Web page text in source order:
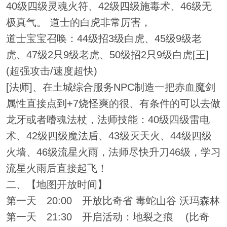
40级四级灵魂火符、42级四级施毒术、46级无
极真气。 道士的白虎非常厉害，
道士宝宝召唤：44级招3级白虎、45级9级老
虎、47级2只9级老虎、50级招2只9级白虎[王]
(超强攻击/速度超快)
[法师]、在土城综合服务NPC制造一把赤血魔剑
属性直接点到+7烧怪爽的很、有条件的可以去做
龙牙或者嗜魂法杖，法师技能：40级四级雷电
术、42级四级魔法盾、43级灭天火、44级四级
火墙、46级流星火雨，法师尽快升刀46级，学习
流星火雨后直接起飞！
二、【地图开放时间】
第一天 20:00 开放比奇省 毒蛇山谷 沃玛森林
第一天 21:30 开启活动：地裂之痕 (比奇